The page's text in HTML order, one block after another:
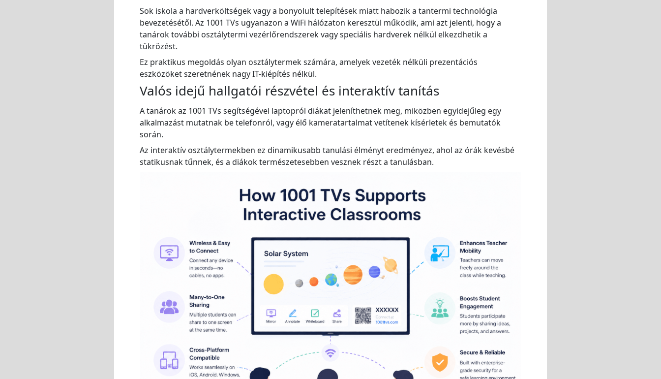
Sok iskola a hardverköltségek vagy a bonyolult telepítések miatt habozik a tantermi technológia
bevezetésétől. Az 1001 TVs ugyanazon a WiFi hálózaton keresztül működik, ami azt jelenti, hogy a
tanárok további osztálytermi vezérlőrendszerek vagy speciális hardverek nélkül elkezdhetik a
tükrözést.
Ez praktikus megoldás olyan osztálytermek számára, amelyek vezeték nélküli prezentációs
eszközöket szeretnének nagy IT-kiépítés nélkül.
Valós idejű hallgatói részvétel és interaktív tanítás
A tanárok az 1001 TVs segítségével laptopról diákat jeleníthetnek meg, miközben egyidejűleg egy
alkalmazást mutatnak be telefonról, vagy élő kameratartalmat vetítenek kísérletek és bemutatók
során.
Az interaktív osztálytermekben ez dinamikusabb tanulási élményt eredményez, ahol az órák kevésbé
statikusnak tűnnek, és a diákok természetesebben vesznek részt a tanulásban.